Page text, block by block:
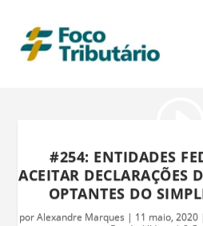
#254: ENTIDADES
ACEITAR DECLARAÇÕES
OPTANTES DO
porAlexandre Marques | 11 maio, 2020|